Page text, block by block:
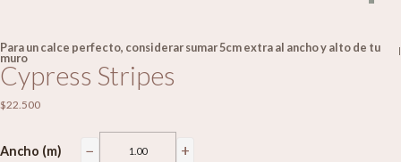
Para un calce perfecto, considerar sumar 5cm extra al ancho y alto de tu
muro
|
Cypress Stripes
$22.500
Ancho (m) − +